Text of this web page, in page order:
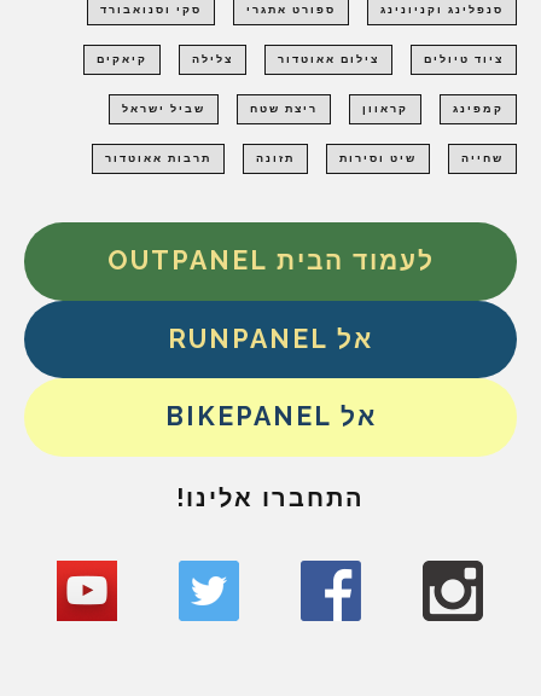
סנפלינג וקניונינג ספורט אתגרי סקי וסנואבורד
ציוד טיולים צילום אאוטדור צלילה קיאקים
קמפינג קראוון ריצת שטח שביל ישראל
שחייה שיט וסירות תזונה תרבות אאוטדור
לעמוד הבית OUTPANEL
אל RUNPANEL
אל BIKEPANEL
התחברו אלינו!